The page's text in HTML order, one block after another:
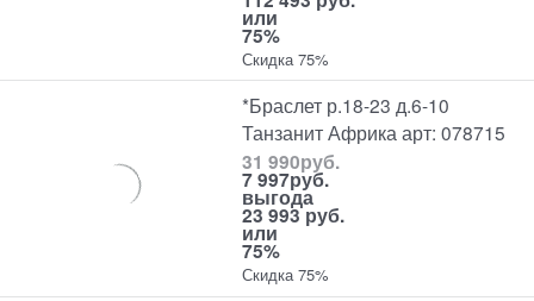
или
75%
Скидка 75%
*Браслет р.18-23 д.6-10
Танзанит Африка арт: 078715
31 990руб.
7 997руб.
выгода
23 993 руб.
или
75%
Скидка 75%